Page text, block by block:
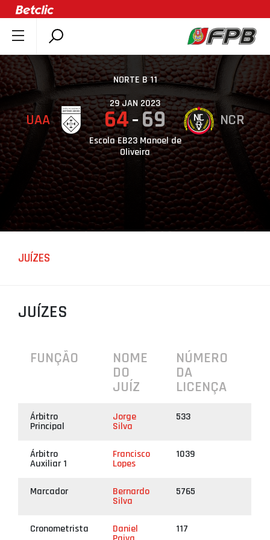
SOBRE A FPB
DOCUMENTOS
ÚLTIMAS
COMPETIÇÕES
ASSOCIAÇÕES
CLUBES
AGENTES
AGENDA
SELEÇÕES
ÁREA TÉCNICA
LIGA BETCLIC MASCULINA
NORTE B 11
29 JAN 2023
UAA 64 69 NCR
Escola EB23 Manoel de
Oliveira
JUÍZES
JUÍZES
FUNÇÃO
NOME
DO
JUÍZ
NÚMERO
DA
LICENÇA
Árbitro
Principal
Jorge
Silva
533
Árbitro
Auxiliar 1
Francisco
Lopes
1039
Marcador Bernardo
Silva
5765
Cronometrista Daniel 117